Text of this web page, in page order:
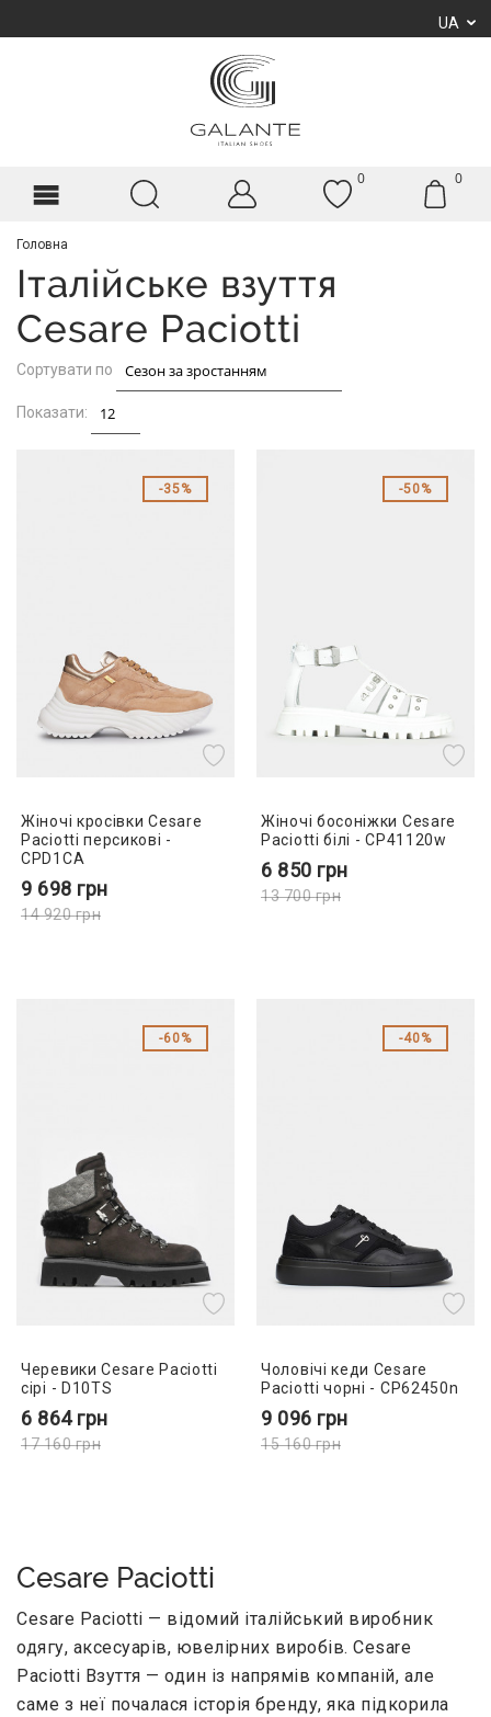
UA
0 0
Головна
Італійське взуття
Cesare Paciotti
Сортувати по
Показати:
35%
Жіночі кросівки Cesare
Paciotti персикові -
CPD1CA
9 698 грн
14 920грн
50%
Жіночі босоніжки Cesare
Paciotti білі - CP41120w
6 850 грн
13 700грн
60%
Черевики Cesare Paciotti
сірі - D10TS
6 864грн
17 160грн
40%
Чоловічі кеди Cesare
Paciotti чорні - CP62450n
9 096 грн
15 160грн
Cesare Paciotti
Cesare Paciotti — відомий італійський виробник
одягу, аксесуарів, ювелірних виробів. Cesare
Paciotti Взуття — один із напрямів компаній, але
саме з неї почалася історія бренду, яка підкорила